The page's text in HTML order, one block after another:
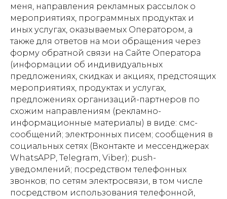
меня, направления рекламных рассылок о
мероприятиях, программных продуктах и
иных услугах, оказываемых Оператором, а
также для ответов на мои обращения через
форму обратной связи на Сайте Оператора
(информации об индивидуальных
предложениях, скидках и акциях, предстоящих
мероприятиях, продуктах и услугах,
предложениях организаций-партнеров по
схожим направлениям (рекламно-
информационные материалы) в виде: смс-
сообщений; электронных писем; сообщения в
социальных сетях (Вконтакте и мессенджерах
WhatsAPP, Telegram, Viber); push-
уведомлений; посредством телефонных
звонков; по сетям электросвязи, в том числе
посредством использования телефонной,